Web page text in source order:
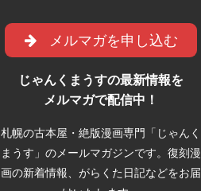
メルマガを申し込む
じゃんくまうすの最新情報を
メルマガで配信中！
札幌の古本屋・絶版漫画専門「じゃんく
まうす」のメールマガジンです。復刻漫
画の新着情報、がらくた日記などをお届